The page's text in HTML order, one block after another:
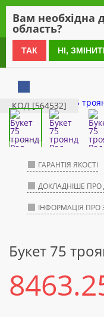
0 800 21 54 55
КОД [564532]
ГАРАНТІЯ ЯКОСТІ
ДОКЛАДНІШЕ ПРО
ІНФОРМАЦІЯ ПРО
Букет 75
Вам необхідна
область?
ТАК НІ,